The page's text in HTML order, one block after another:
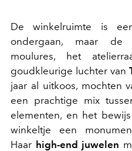
De winkelruimte is
ondergaan, maar de
moulures, het
goudkleurige luchter van
jaar al uitkoos, mochten
een prachtige mix
elementen, en het
winkeltje een
Haar high-end juwelen